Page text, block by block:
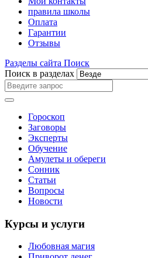
правила школы
Оплата
Гарантии
Отзывы
Разделы сайта Поиск
Поиск в разделах
Гороскоп
Заговоры
Эксперты
Обучение
Амулеты и обереги
Сонник
Статьи
Вопросы
Новости
Курсы и услуги
Любовная магия